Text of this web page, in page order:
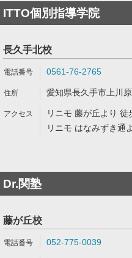
ITTO個別指導学院
長久手北校
0561-76-2765
愛知県長久手市上川
リニモ 藤が丘より 徒
リニモ はなみずき通
Dr.関塾
藤が丘校
052-775-0039